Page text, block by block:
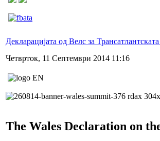
Декларацијата од Велс за
Четврток, 11 Септември 2014 11:16
The Wales Declaration on